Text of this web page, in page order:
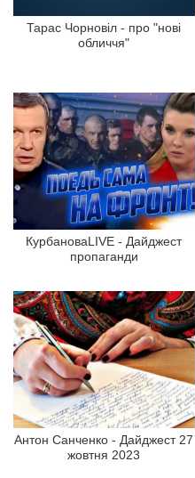
Тарас Чорновіл - про "нові
обличчя"
КурбановаLIVE - Дайджест
пропаганди
Антон Санченко - Дайджест 27
жовтня 2023